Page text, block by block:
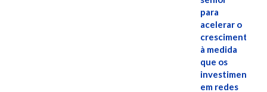
para
acelerar o
crescimento,
à medida
que os
investimentos
em redes